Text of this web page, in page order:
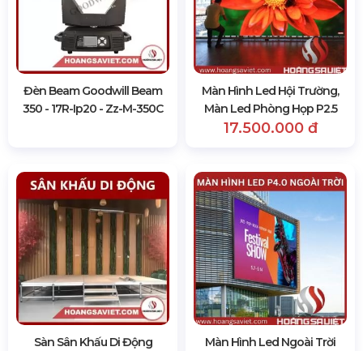
Đèn Beam Goodwill Beam
350 - 17R-Ip20 - Zz-M-350C
Màn Hình Led Hội Trường,
Màn Led Phòng Họp P2.5
17.500.000 đ
Sàn Sân Khấu Di Động
Màn Hình Led Ngoài Trời